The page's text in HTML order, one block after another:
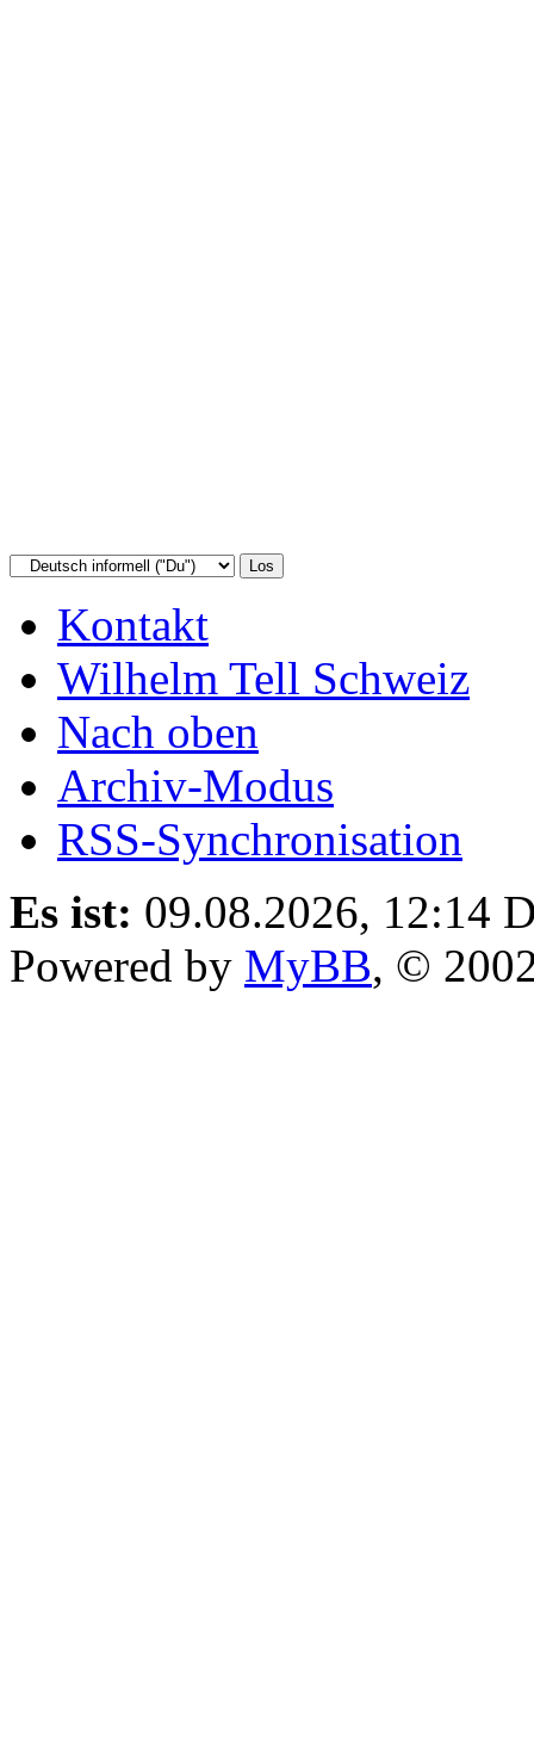
Kontakt
Wilhelm Tell Schweiz
Nach oben
Archiv-Modus
RSS-Synchronisation
Es ist: 09.08.2026, 12:14
Powered by MyBB, ©